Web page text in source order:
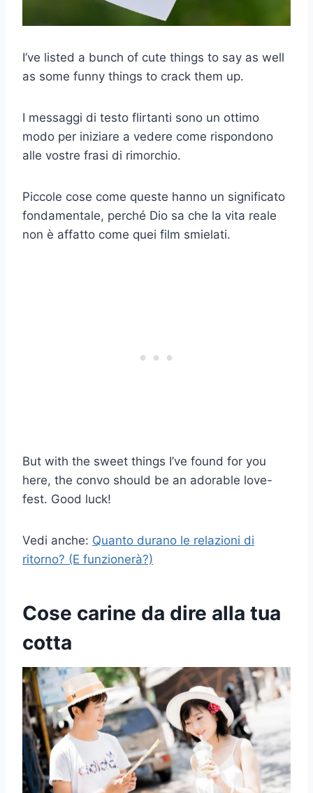
I’ve listed a bunch of cute things to say as well
as some funny things to crack them up.
I messaggi di testo flirtanti sono un ottimo
modo per iniziare a vedere come rispondono
alle vostre frasi di rimorchio.
Piccole cose come queste hanno un significato
fondamentale, perché Dio sa che la vita reale
non è affatto come quei film smielati.
But with the sweet things I’ve found for you
here, the convo should be an adorable love-
fest. Good luck!
Vedi anche: Quanto durano le relazioni di
ritorno? (E funzionerà?)
Cose carine da dire alla tua
cotta